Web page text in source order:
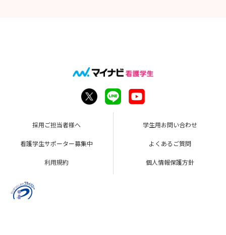
採用ご担当者様へ 学生用お問い合わせ
看護学生サポーター募集中 よくあるご質問
利用規約 個人情報保護方針